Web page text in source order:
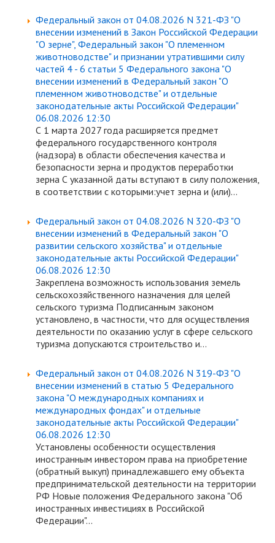
Федеральный закон от 04.08.2026 N 321-ФЗ "О
внесении изменений в Закон Российской Федерации
"О зерне", Федеральный закон "О племенном
животноводстве" и признании утратившими силу
частей 4 - 6 статьи 5 Федерального закона "О
внесении изменений в Федеральный закон "О
племенном животноводстве" и отдельные
законодательные акты Российской Федерации"
06.08.2026 12:30
С 1 марта 2027 года расширяется предмет
федерального государственного контроля
(надзора) в области обеспечения качества и
безопасности зерна и продуктов переработки
зерна С указанной даты вступают в силу положения,
в соответствии с которыми:учет зерна и (или)...
Федеральный закон от 04.08.2026 N 320-ФЗ "О
внесении изменений в Федеральный закон "О
развитии сельского хозяйства" и отдельные
законодательные акты Российской Федерации"
06.08.2026 12:30
Закреплена возможность использования земель
сельскохозяйственного назначения для целей
сельского туризма Подписанным законом
установлено, в частности, что для осуществления
деятельности по оказанию услуг в сфере сельского
туризма допускаются строительство и...
Федеральный закон от 04.08.2026 N 319-ФЗ "О
внесении изменений в статью 5 Федерального
закона "О международных компаниях и
международных фондах" и отдельные
законодательные акты Российской Федерации"
06.08.2026 12:30
Установлены особенности осуществления
иностранным инвестором права на приобретение
(обратный выкуп) принадлежавшего ему объекта
предпринимательской деятельности на территории
РФ Новые положения Федерального закона "Об
иностранных инвестициях в Российской
Федерации"...